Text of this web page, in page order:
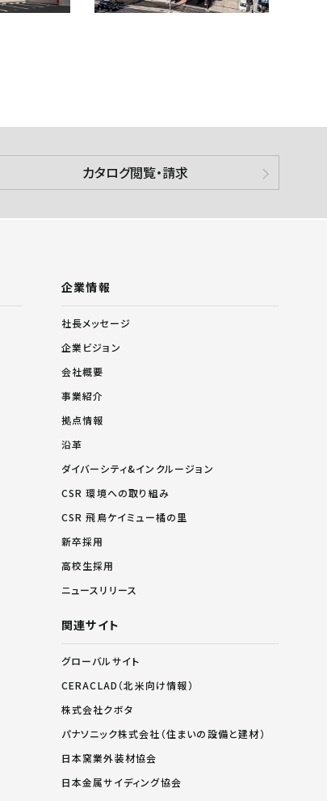
カタログ閲覧・請求
企業情報
社長メッセージ
企業ビジョン
会社概要
事業紹介
拠点情報
沿革
ダイバーシティ&インクルージョン
CSR 環境への取り組み
CSR 飛鳥ケイミュー橘の里
新卒採用
高校生採用
ニュースリリース
関連サイト
グローバルサイト
CERACLAD（北米向け情報）
株式会社クボタ
パナソニック株式会社（住まいの設備と建材）
日本窯業外装材協会
日本金属サイディング協会